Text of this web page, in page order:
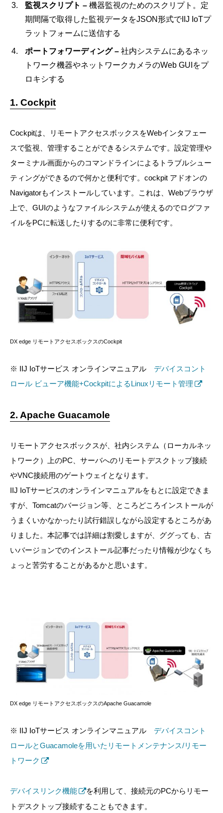
監視スクリプト – 機器監視のためのスクリプト。定
期間隔で取得した監視データをJSON形式でIIJ IoTプ
ラットフォームに送信する
ポートフォワーディング – 社内システムにあるネッ
トワーク機器やネットワークカメラのWeb GUIをプ
ロキシする
1. Cockpit
Cockpitは、リモートアクセスボックスをWebインタフェー
スで監視、管理することができるシステムです。設定管理や
ターミナル画面からのコマンドラインによるトラブルシュー
ティングができるので何かと便利です。cockpit アドオンの
Navigatorもインストールしています。これは、Webブラウザ
上で、GUIのようなファイルシステムが使えるのでログファ
イルをPCに転送したりするのに非常に便利です。
DX edge リモートアクセスボックスのCockpit
※ IIJ IoTサービス オンラインマニュアル デバイスコント
ロール ビューア機能+CockpitによるLinuxリモート管理
2. Apache Guacamole
リモートアクセスボックスが、社内システム（ローカルネッ
トワーク）上のPC、サーバへのリモートデスクトップ接続
やVNC接続用のゲートウェイとなります。
IIJ IoTサービスのオンラインマニュアルをもとに設定できま
すが、Tomcatのバージョン等、ところどころインストールが
うまくいかなかったり試行錯誤しながら設定するところがあ
りました。本記事では詳細は割愛しますが、ググっても、古
いバージョンでのインストール記事だったり情報が少なくち
ょっと苦労することがあるかと思います。
DX edge リモートアクセスボックスのApache Guacamole
※ IIJ IoTサービス オンラインマニュアル デバイスコント
ロールとGuacamoleを用いたリモートメンテナンス/リモー
トワーク
デバイスリンク機能
を利用して、接続元のPCからリモー
トデスクトップ接続することもできます。